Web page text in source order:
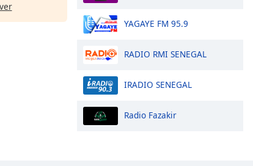
YAGAYE FM 95.9
RADIO RMI SENEGAL
IRADIO SENEGAL
Radio Fazakir